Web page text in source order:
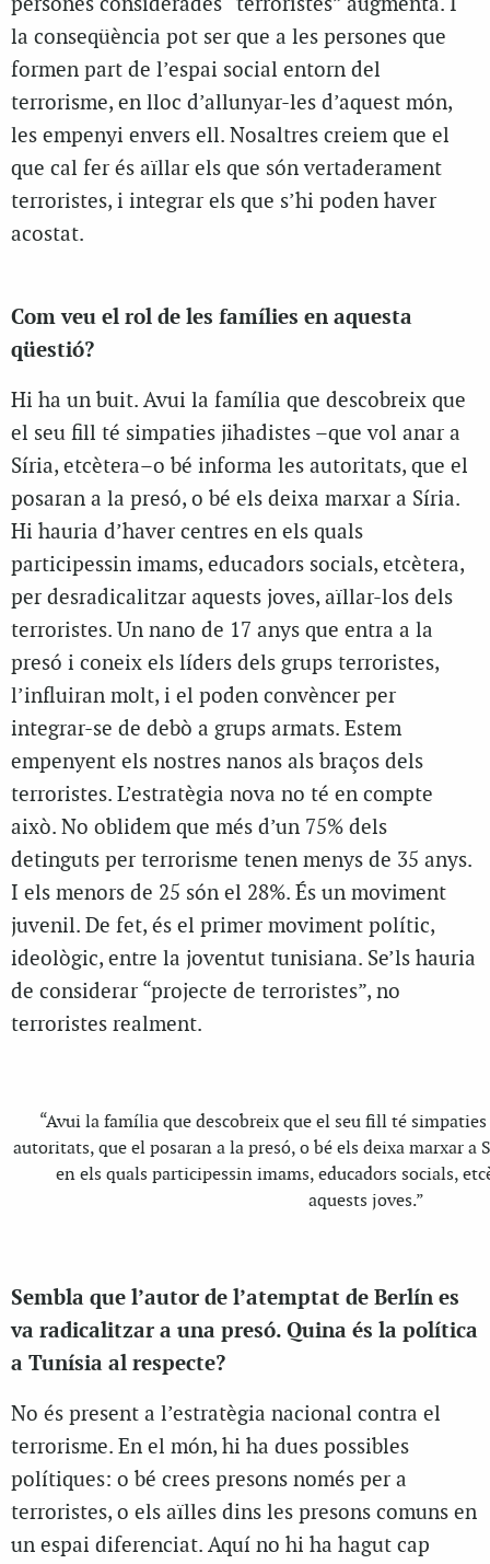
la conseqüència pot ser que a les persones que
formen part de l’espai social entorn del
terrorisme, en lloc d’allunyar-les d’aquest món,
les empenyi envers ell. Nosaltres creiem que el
que cal fer és aïllar els que són vertaderament
terroristes, i integrar els que s’hi poden haver
acostat.
Com veu el rol de les famílies en aquesta
qüestió?
Hi ha un buit. Avui la família que descobreix que
el seu fill té simpaties jihadistes –que vol anar a
Síria, etcètera–o bé informa les autoritats, que el
posaran a la presó, o bé els deixa marxar a Síria.
Hi hauria d’haver centres en els quals
participessin imams, educadors socials, etcètera,
per desradicalitzar aquests joves, aïllar-los dels
terroristes. Un nano de 17 anys que entra a la
presó i coneix els líders dels grups terroristes,
l’influiran molt, i el poden convèncer per
integrar-se de debò a grups armats. Estem
empenyent els nostres nanos als braços dels
terroristes. L’estratègia nova no té en compte
això. No oblidem que més d’un 75% dels
detinguts per terrorisme tenen menys de 35 anys.
I els menors de 25 són el 28%. És un moviment
juvenil. De fet, és el primer moviment polític,
ideològic, entre la joventut tunisiana. Se’ls hauria
de considerar “projecte de terroristes”, no
terroristes realment.
“Avui la família que descobreix que el seu fill té
autoritats, que el posaran a la presó, o bé els deixa marxar a
en els quals participessin imams, educadors socials,
aquests joves.”
Sembla que l’autor de l’atemptat de Berlín es
va radicalitzar a una presó. Quina és la política
a Tunísia al respecte?
No és present a l’estratègia nacional contra el
terrorisme. En el món, hi ha dues possibles
polítiques: o bé crees presons només per a
terroristes, o els aïlles dins les presons comuns en
un espai diferenciat. Aquí no hi ha hagut cap